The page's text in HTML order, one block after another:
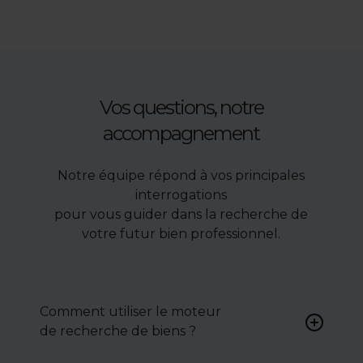
Vos questions, notre
accompagnement
Notre équipe répond à vos principales
interrogations
pour vous guider dans la recherche de
votre futur bien professionnel.
Comment utiliser le moteur
de recherche de biens ?